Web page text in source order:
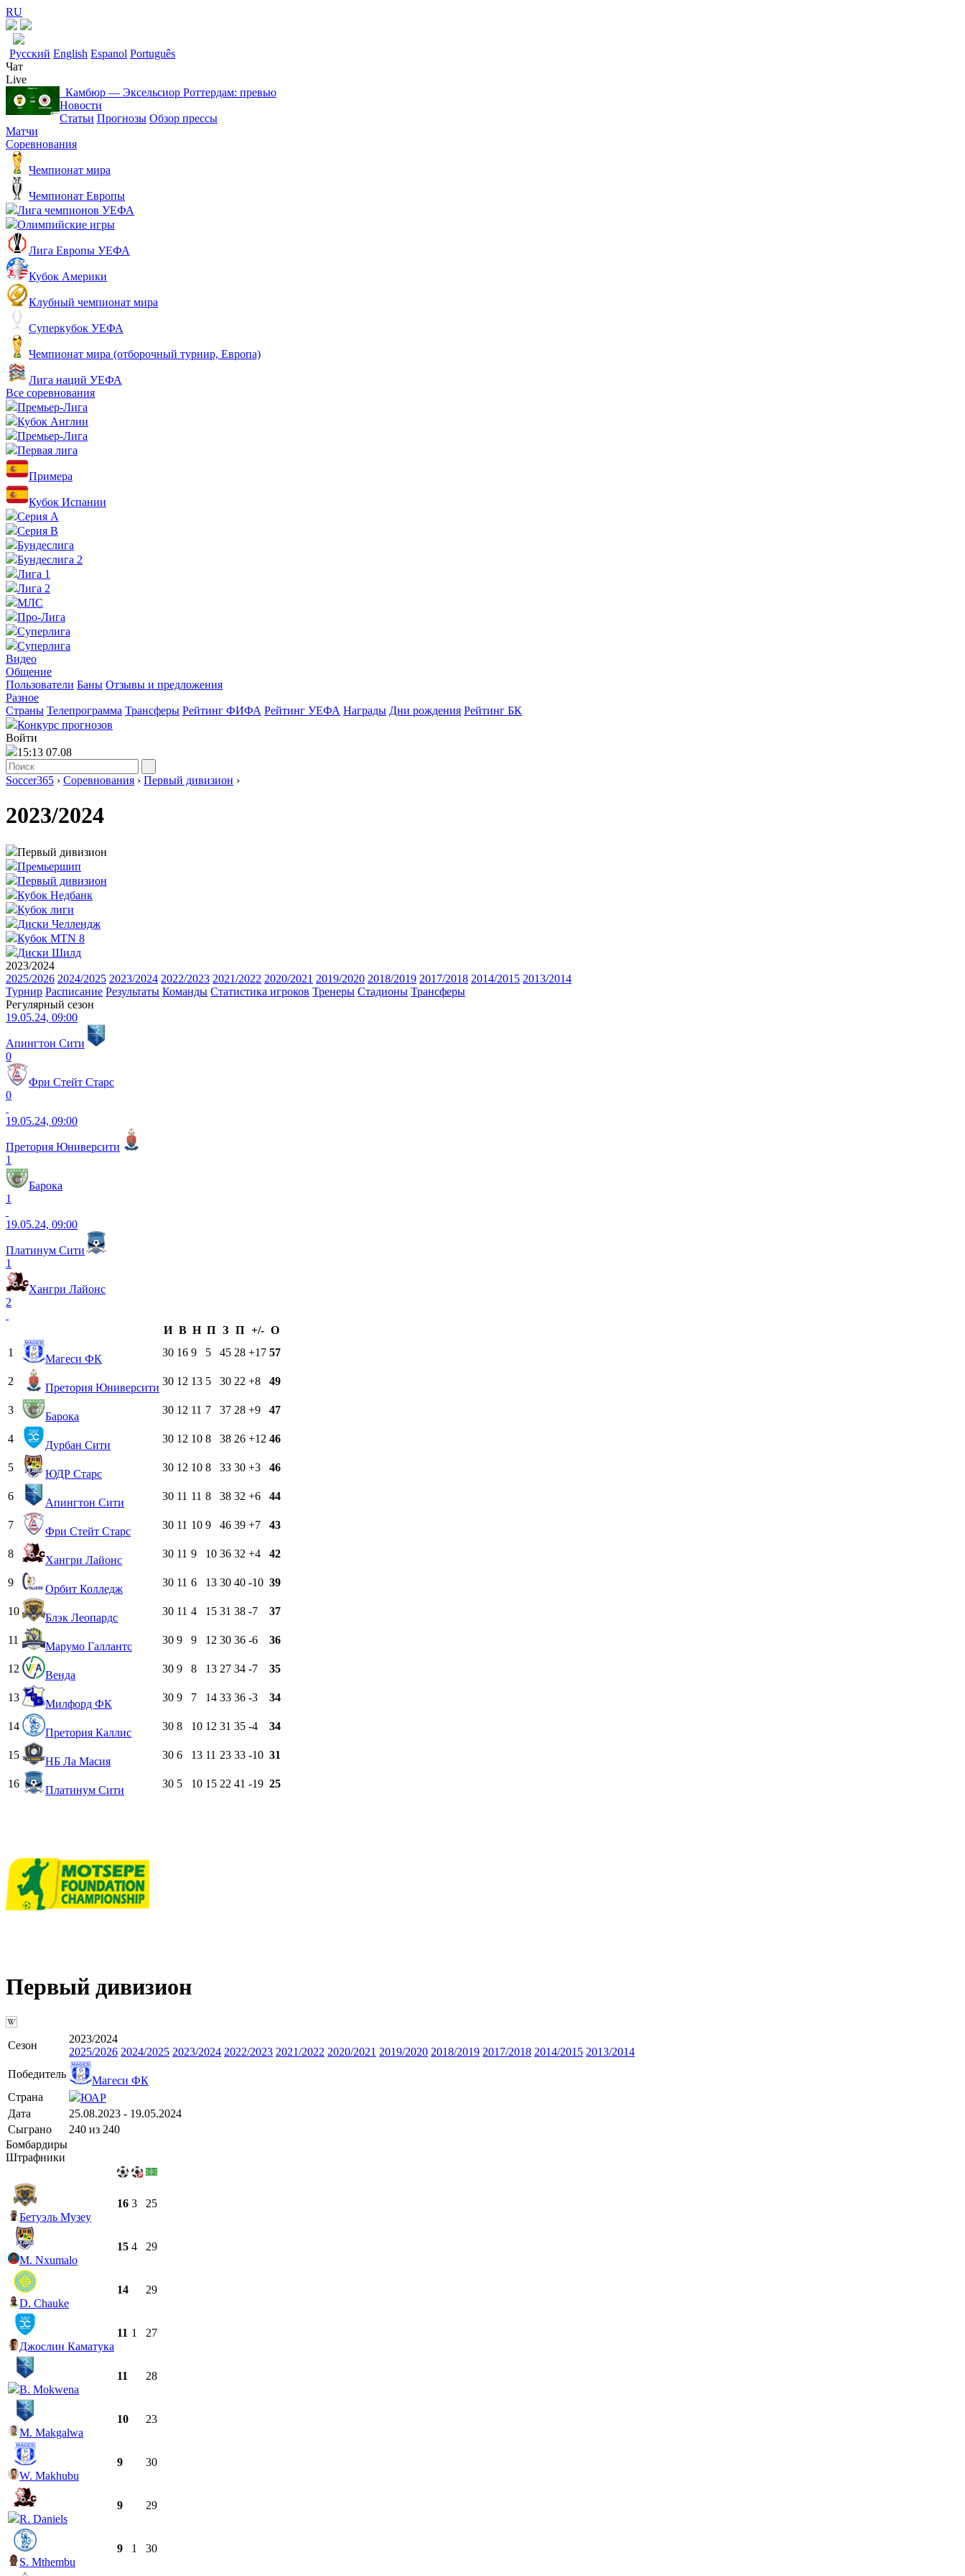
RU
Русский English Espanol Português
Чат
Live
Камбюр — Эксельсиор Роттердам: превью
Новости
Статьи Прогнозы Обзор прессы
Матчи
Соревнования
Чемпионат мира
Чемпионат Европы
Лига чемпионов УЕФА
Олимпийские игры
Лига Европы УЕФА
Кубок Америки
Клубный чемпионат мира
Суперкубок УЕФА
Чемпионат мира (отборочный турнир, Европа)
Лига наций УЕФА
Все соревнования
Премьер-Лига
Кубок Англии
Премьер-Лига
Первая лига
Примера
Кубок Испании
Серия А
Серия B
Бундеслига
Бундеслига 2
Лига 1
Лига 2
МЛС
Про-Лига
Суперлига
Суперлига
Видео
Общение
Пользователи Баны Отзывы и предложения
Разное
Страны Телепрограмма Трансферы Рейтинг ФИФА Рейтинг УЕФА Награды Дни рождения Рейтинг БК
Конкурс прогнозов
Войти
15:13 07.08
Soccer365 › Соревнования › Первый дивизион ›
2023/2024
Первый дивизион
Премьершип
Первый дивизион
Кубок Недбанк
Кубок лиги
Диски Челлендж
Кубок MTN 8
Диски Шилд
2023/2024
2025/2026 2024/2025 2023/2024 2022/2023 2021/2022 2020/2021 2019/2020 2018/2019 2017/2018 2014/2015 2013/2014
Турнир Расписание Результаты Команды Статистика игроков Тренеры Стадионы Трансферы
Регулярный сезон
19.05.24, 09:00
Апингтон Сити
0
Фри Стейт Старс
0
19.05.24, 09:00
Претория Юниверсити
1
Барока
1
19.05.24, 09:00
Платинум Сити
1
Хангри Лайонс
2
И В Н П З П +/- О
1
Магеси ФК
30 16 9 5 45 28 +17 57
2
Претория Юниверсити
30 12 13 5 30 22 +8 49
3
Барока
30 12 11 7 37 28 +9 47
4
Дурбан Сити
30 12 10 8 38 26 +12 46
5
ЮДР Старс
30 12 10 8 33 30 +3 46
6
Апингтон Сити
30 11 11 8 38 32 +6 44
7
Фри Стейт Старс
30 11 10 9 46 39 +7 43
8
Хангри Лайонс
30 11 9 10 36 32 +4 42
9
Орбит Колледж
30 11 6 13 30 40 -10 39
10
Блэк Леопардс
30 11 4 15 31 38 -7 37
11
Марумо Галлантс
30 9 9 12 30 36 -6 36
12
Венда
30 9 8 13 27 34 -7 35
13
Милфорд ФК
30 9 7 14 33 36 -3 34
14
Претория Каллис
30 8 10 12 31 35 -4 34
15
НБ Ла Масия
30 6 13 11 23 33 -10 31
16
Платинум Сити
30 5 10 15 22 41 -19 25
Первый дивизион
Сезон
2023/2024
2025/2026 2024/2025 2023/2024 2022/2023 2021/2022 2020/2021 2019/2020 2018/2019 2017/2018 2014/2015 2013/2014
Победитель
Магеси ФК
Страна
ЮАР
Дата
25.08.2023 - 19.05.2024
Сыграно
240 из 240
Бомбардиры
Штрафники
Бетуэль Музеу
16 3 25
M. Nxumalo
15 4 29
D. Chauke
14 29
Джослин Каматука
11 1 27
B. Mokwena
11 28
M. Makgalwa
10 23
W. Makhubu
9 30
R. Daniels
9 29
S. Mthembu
9 1 30